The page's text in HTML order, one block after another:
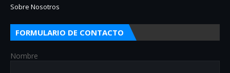
Sobre Nosotros
FORMULARIO DE CONTACTO
Nombre